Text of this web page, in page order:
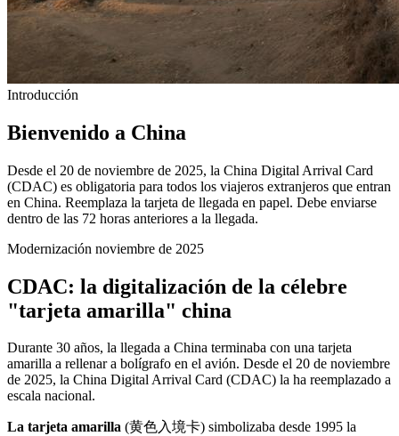
Introducción
Bienvenido a China
Desde el 20 de noviembre de 2025, la China Digital Arrival Card
(CDAC) es obligatoria para todos los viajeros extranjeros que entran
en China. Reemplaza la tarjeta de llegada en papel. Debe enviarse
dentro de las 72 horas anteriores a la llegada.
Modernización noviembre de 2025
CDAC: la digitalización de la célebre
"tarjeta amarilla" china
Durante 30 años, la llegada a China terminaba con una tarjeta
amarilla a rellenar a bolígrafo en el avión. Desde el 20 de noviembre
de 2025, la China Digital Arrival Card (CDAC) la ha reemplazado a
escala nacional.
La tarjeta amarilla (黄色入境卡) simbolizaba desde 1995 la